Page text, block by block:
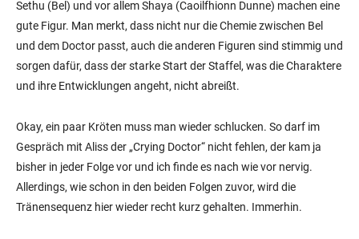
Sethu (Bel) und vor allem Shaya (Caoilfhionn Dunne) machen eine
gute Figur. Man merkt, dass nicht nur die Chemie zwischen Bel
und dem Doctor passt, auch die anderen Figuren sind stimmig und
sorgen dafür, dass der starke Start der Staffel, was die Charaktere
und ihre Entwicklungen angeht, nicht abreißt.
Okay, ein paar Kröten muss man wieder schlucken. So darf im
Gespräch mit Aliss der „Crying Doctor“ nicht fehlen, der kam ja
bisher in jeder Folge vor und ich finde es nach wie vor nervig.
Allerdings, wie schon in den beiden Folgen zuvor, wird die
Tränensequenz hier wieder recht kurz gehalten. Immerhin.